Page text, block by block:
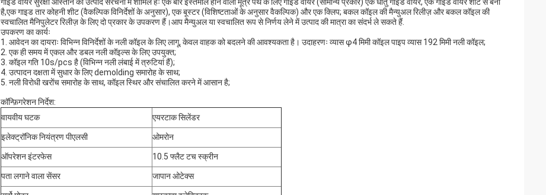
है,एक गाइड तार कोहनी शीट (वैकल्पिक विनिर्देशों के अनुसार), एक बूस्टर (विशिष्टताओं के अनुसार वैकल्पिक) और एक क्लिप; बकल कॉइल की मैन्युअल रिलीज़ और बकल कॉइल की
स्वचालित मैनिपुलेटर रिलीज़ के लिए दो प्रकार के उपकरण हैं।आप मैन्युअल या स्वचालित रूप से निर्णय लेने में उत्पाद की मात्रा का संदर्भ ले सकते हैं.
उपकरण का कार्यः
1. आवेदन का दायराः विभिन्न विनिर्देशों के नली कॉइल के लिए लागू, केवल वाहक को बदलने की आवश्यकता है। उदाहरणः व्यास φ4 मिमी कॉइल पाइप व्यास 192 मिमी नली कॉइल;
2. एक ही समय में एकल और डबल नली कॉइल्स के लिए उपयुक्त;
3. कॉइल गति 10s/pcs है (विभिन्न नली लंबाई में त्रुटियां हैं);
4. उत्पादन दक्षता में सुधार के लिए demolding समारोह के साथ;
5. नली विरोधी खरोंच समारोह के साथ, कॉइल स्थिर और संचालित करने में आसान है;
कॉन्फ़िगरेशन निर्देश:
वायवीय घटक
एयरटाक सिलेंडर
इलेक्ट्रॉनिक नियंत्रण पीएलसी ओमरोन
ऑपरेशन इंटरफेस 10.5 फ्लैट टच स्क्रीन
पता लगाने वाला सेंसर जापान ओटेक्स